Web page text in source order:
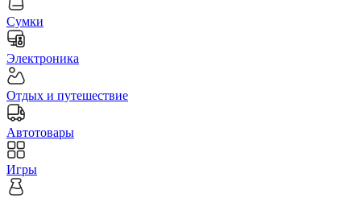
Сумки
Электроника
Отдых и путешествие
Автотовары
Игры